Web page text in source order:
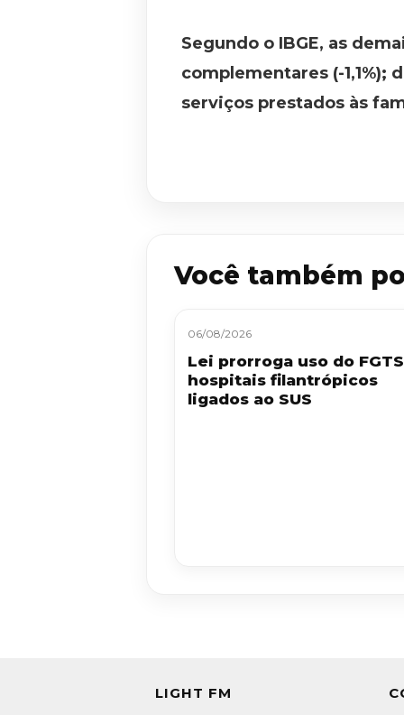
Segundo o IBGE, as
complementares (-1,1%);
serviços prestados às
Você também
06/08/2026
Lei prorroga uso do
hospitais filantrópicos
ligados ao SUS
LIGHT FM